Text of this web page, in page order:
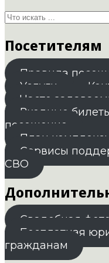
Посетителям
Правила
Услуги
Часто
Входные
посещение
План
Сервисы
СВО
Свадебная
Бесплатная
гражданам